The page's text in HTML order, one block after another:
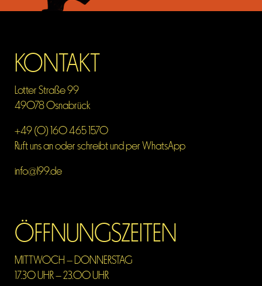
KONTAKT
Lotter Straße 99
49078 Osnabrück
+49 (0) 160 465 1570
Ruft uns an oder schreibt und per WhatsApp
info@l99.de
ÖFFNUNGSZEITEN
MITTWOCH – DONNERSTAG
17.30 UHR – 23.00 UHR